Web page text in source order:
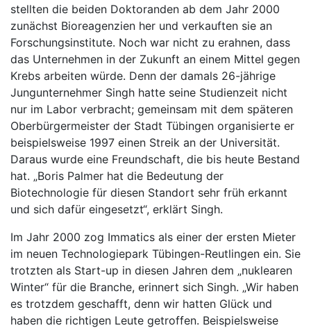
stellten die beiden Doktoranden ab dem Jahr 2000
zunächst Bioreagenzien her und verkauften sie an
Forschungsinstitute. Noch war nicht zu erahnen, dass
das Unternehmen in der Zukunft an einem Mittel gegen
Krebs arbeiten würde. Denn der damals 26-jährige
Jungunternehmer Singh hatte seine Studienzeit nicht
nur im Labor verbracht; gemeinsam mit dem späteren
Oberbürgermeister der Stadt Tübingen organisierte er
beispielsweise 1997 einen Streik an der Universität.
Daraus wurde eine Freundschaft, die bis heute Bestand
hat. „Boris Palmer hat die Bedeutung der
Biotechnologie für diesen Standort sehr früh erkannt
und sich dafür eingesetzt“, erklärt Singh.
Im Jahr 2000 zog Immatics als einer der ersten Mieter
im neuen Technologiepark Tübingen-Reutlingen ein. Sie
trotzten als Start-up in diesen Jahren dem „nuklearen
Winter“ für die Branche, erinnert sich Singh. „Wir haben
es trotzdem geschafft, denn wir hatten Glück und
haben die richtigen Leute getroffen. Beispielsweise